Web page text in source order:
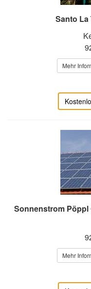
Santo La
Mehr
Sonnenstrom
Mehr